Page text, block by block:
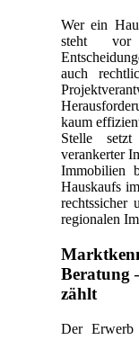
Wer ein
steht vor
auch
kaum
Stelle
verankerter
Immobilien
Hauskaufs
rechtssicher
regionalen
Beratung
zählt
Der Erwerb